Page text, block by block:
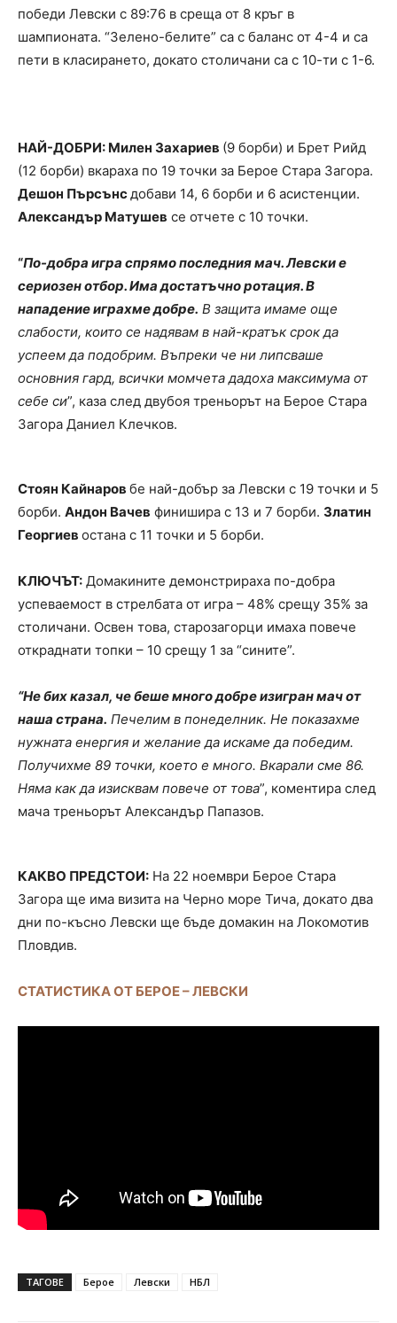
победи Левски с 89:76 в среща от 8 кръг в
шампионата. “Зелено-белите” са с баланс от 4-4 и са
пети в класирането, докато столичани са с 10-ти с 1-6.
НАЙ-ДОБРИ: Милен Захариев (9 борби) и Брет Рийд
(12 борби) вкараха по 19 точки за Берое Стара Загора.
Дешон Пърсънсдобави 14, 6 борби и 6 асистенции.
Александър Матушев се отчете с 10 точки.
“По-добра игра спрямо последния мач. Левски е
сериозен отбор. Има достатъчно ротация.В
нападение играхме добре. В защита имаме още
слабости, които се надявам в най-кратък срок да
успеем да подобрим. Въпреки че ни липсваше
основния гард, всички момчета дадоха максимума от
себе си”, каза след двубоя треньорът на Берое Стара
Загора Даниел Клечков.
Стоян Кайнаров бе най-добър за Левски с 19 точки и 5
борби. Андон Вачев финишира с 13 и 7 борби. Златин
Георгиев остана с 11 точки и 5 борби.
КЛЮЧЪТ: Домакините демонстрираха по-добра
успеваемост в стрелбата от игра – 48% срещу 35% за
столичани. Освен това, старозагорци имаха повече
откраднати топки – 10 срещу 1 за “сините”.
“Не бих казал, че беше много добре изигран мач от
наша страна. Печелим в понеделник. Не показахме
нужната енергия и желание да искаме да победим.
Получихме 89 точки, което е много. Вкарали сме 86.
Няма как да изисквам повече от това”, коментира след
мача треньорът Александър Папазов.
КАКВО ПРЕДСТОИ: На 22 ноември Берое Стара
Загора ще има визита на Черно море Тича, докато два
дни по-късно Левски ще бъде домакин на Локомотив
Пловдив.
СТАТИСТИКА ОТ БЕРОЕ – ЛЕВСКИ
ТАГОВЕ Берое Левски НБЛ